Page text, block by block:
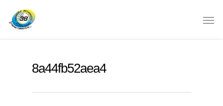
8a44fb52aea4